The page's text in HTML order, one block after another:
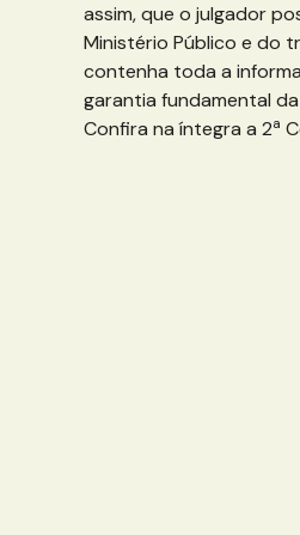
assim, que o julgador
Ministério Público e do
contenha toda a
garantia fundamental
Confira na íntegra a 2a